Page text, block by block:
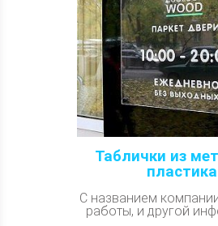
Таблички из
пластика
С названием
работы, и другой